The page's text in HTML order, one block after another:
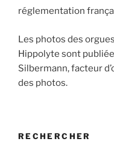
réglementation
Les photos des
Hippolyte sont
Silbermann, facteur
des photos.
RECHERCHER